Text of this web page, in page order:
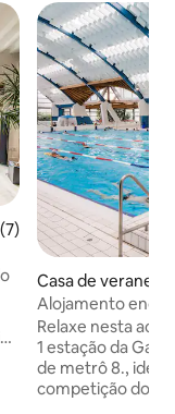
uma avaliação média
Casa de veraneio
Alfort
Alojamento
estação de trem
Relaxe nesta
1 estação da Gare
de metrô 8., ideal
competição do